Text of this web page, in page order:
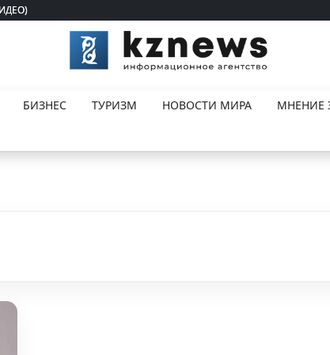
БИЗНЕС ТУРИЗМ НОВОСТИ МИРА
МНЕНИЕ